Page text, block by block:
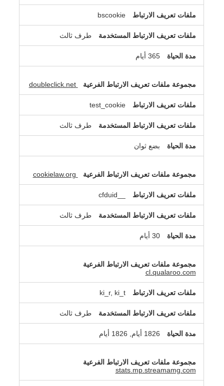
bscookie
طرف ثالث
365 أيام
doubleclick.net
test_cookie
طرف ثالث
بضع ثوان
طرف ثالث
30 أيام
cl.qualaroo.com
ki_r, ki_t
طرف ثالث
1826 أيام, 1826 أيام
stats.mp.streamamg.com